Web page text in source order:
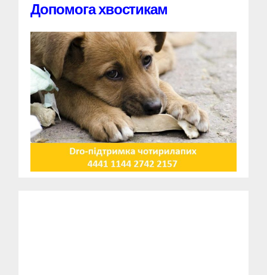
Допомога хвостикам